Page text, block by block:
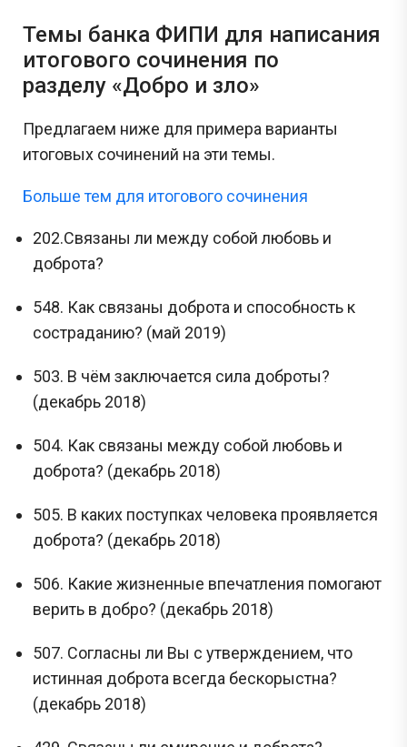
Темы банка ФИПИ для написания
итогового сочинения по
разделу «Добро и зло»
Предлагаем ниже для примера варианты
итоговых сочинений на эти темы.
Больше тем для итогового сочинения
202.Связаны ли между собой любовь и
доброта?
548. Как связаны доброта и способность к
состраданию? (май 2019)
503. В чём заключается сила доброты?
(декабрь 2018)
504. Как связаны между собой любовь и
доброта? (декабрь 2018)
505. В каких поступках человека проявляется
доброта? (декабрь 2018)
506. Какие жизненные впечатления помогают
верить в добро? (декабрь 2018)
507. Согласны ли Вы с утверждением, что
истинная доброта всегда бескорыстна?
(декабрь 2018)